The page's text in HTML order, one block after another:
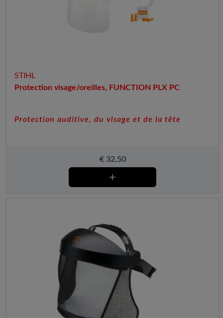
STIHL
Protection visage/oreilles, FUNCTION PLX PC
Protection auditive, du visage et de la tête
€32,50